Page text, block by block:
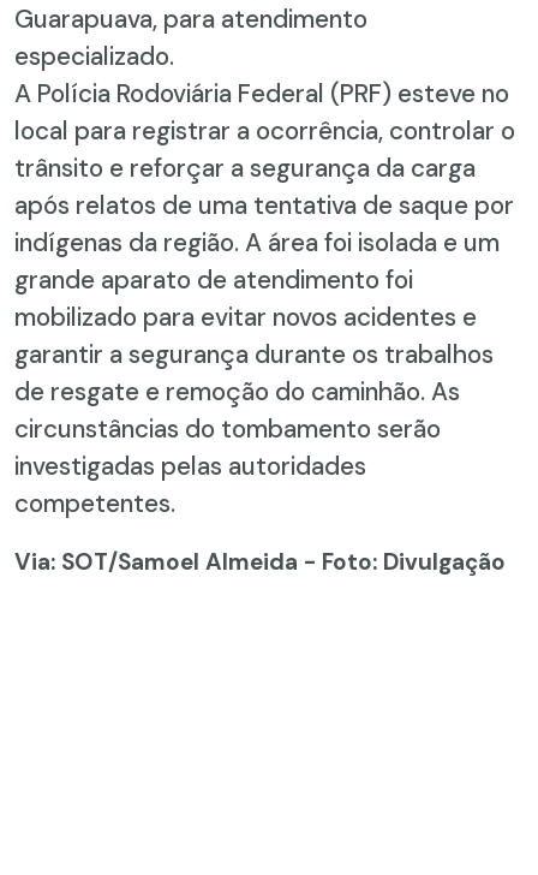
Guarapuava, para atendimento
especializado.
A Polícia Rodoviária Federal (PRF) esteve no
local para registrar a ocorrência, controlar o
trânsito e reforçar a segurança da carga
após relatos de uma tentativa de saque por
indígenas da região. A área foi isolada e um
grande aparato de atendimento foi
mobilizado para evitar novos acidentes e
garantir a segurança durante os trabalhos
de resgate e remoção do caminhão. As
circunstâncias do tombamento serão
investigadas pelas autoridades
competentes.
Via: SOT/Samoel Almeida - Foto: Divulgação